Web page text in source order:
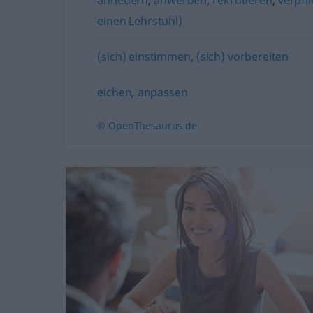
einen Lehrstuhl)
(sich) einstimmen, (sich) vorbereiten
eichen, anpassen
© OpenThesaurus.de